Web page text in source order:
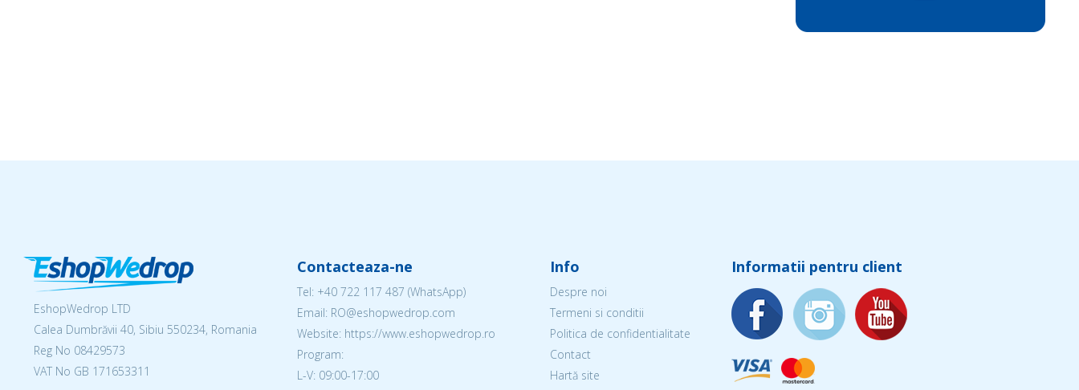
EshopWedrop LTD
Calea Dumbrăvii 40, Sibiu 550234, Romania
Reg No 08429573
VAT No GB 171653311
Contacteaza-ne
Tel: +40 722 117 487 (WhatsApp)
Email: RO@eshopwedrop.com
Website: https://www.eshopwedrop.ro
Program:
L-V: 09:00-17:00
Info
Despre noi
Termeni si conditii
Politica de confidentialitate
Contact
Hartă site
Informatii pentru client